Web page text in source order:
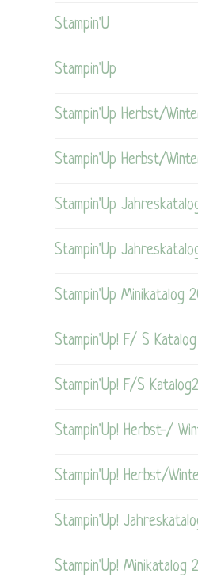
Stampin'U
Stampin'Up
Stampin'Up Herbst/
Stampin'Up Herbst/
Stampin'Up
Stampin'Up
Stampin'Up Minikatalog
Stampin'Up! F/ S
Stampin'Up! F/S
Stampin'Up! Herbst-/
Stampin'Up! Herbst/
Stampin'Up!
Stampin'Up! Minikatalog